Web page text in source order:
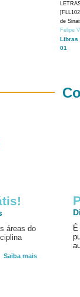
de
Felipe
Libras
01
áreas do
Saiba mais